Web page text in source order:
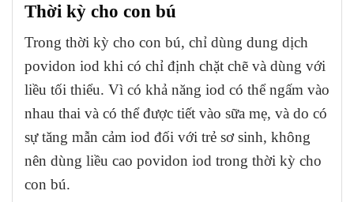
Thời kỳ cho con bú
Trong thời kỳ cho con bú, chỉ dùng dung dịch
povidon iod khi có chỉ định chặt chẽ và dùng với
liều tối thiểu. Vì có khả năng iod có thể ngấm vào
nhau thai và có thể được tiết vào sữa mẹ, và do có
sự tăng mẫn cảm iod đối với trẻ sơ sinh, không
nên dùng liều cao povidon iod trong thời kỳ cho
con bú.